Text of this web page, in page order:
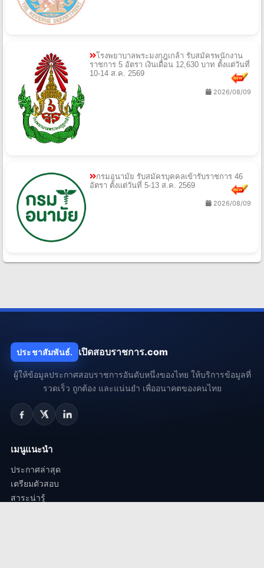
โรงพยาบาลพระมงกุฎเกล้า รับสมัครพนักงาน
ราชการ 5 อัตรา เงินเดือน 12,630 บาท ตั้งแต่วันที่
10-14 ส.ค. 2569
2026/08/09
กรมอนามัย รับสมัครบุคคลเข้ารับราชการ 46
อัตรา ตั้งแต่วันที่ 5-13 ส.ค. 2569
2026/08/09
ประชาสัมพันธ์. เปิดสอบราชการ.com
ผู้ให้ข้อมูลประกาศสอบราชการอันดับหนึ่งของไทย ให้บริการข้อมูลที่
รวดเร็ว ถูกต้อง และแน่นยำ เพื่ออนาคตของคนไทย
เมนูแนะนำ
ประกาศล่าสุด
เตรียมตัวสอบ
สาระน่ารู้